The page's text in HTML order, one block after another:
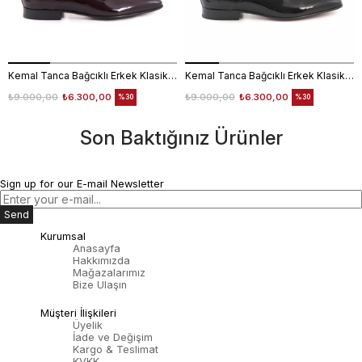
Kemal Tanca Bağcıklı Erkek Klasik Ayakkabı 700
₺6.300,00
₺9.000,00 %30
Kemal Tanca Bağcıklı Erkek Klasik Ayakkabı 700
₺6.300,00
₺9.000,00 %30
Son Baktığınız Ürünler
Sign up for our E-mail Newsletter
Send
Kurumsal
Anasayfa
Hakkımızda
Mağazalarımız
Bize Ulaşın
Müşteri İlişkileri
Üyelik
İade ve Değişim
Kargo & Teslimat